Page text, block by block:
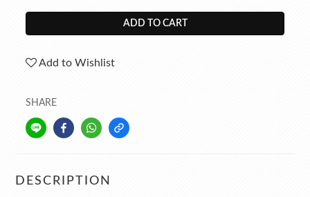
ADD TO CART
Add to Wishlist
SHARE
DESCRIPTION